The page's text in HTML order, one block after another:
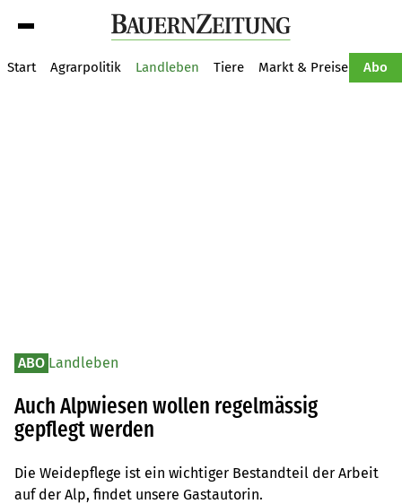
Start Agrarpolitik Landleben Tiere Markt & Preise Abo
ABO Landleben
Auch Alpwiesen wollen regelmässig
gepflegt werden
Die Weidepflege ist ein wichtiger Bestandteil der Arbeit
auf der Alp, findet unsere Gastautorin.